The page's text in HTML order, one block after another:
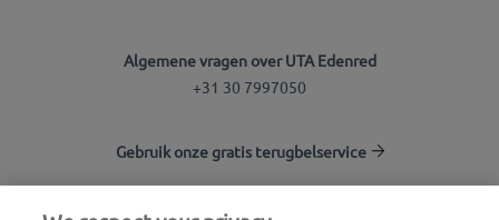
Algemene vragen over UTA Edenred
+31 30 7997050
Gebruik onze gratis terugbelservice